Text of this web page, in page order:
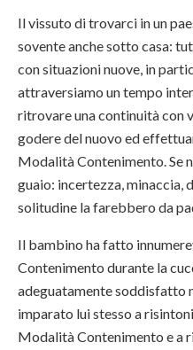
Il vissuto di trovarci in un
sovente anche sotto casa:
con situazioni nuove, in
attraversiamo un tempo
ritrovare una continuità con
godere del nuovo ed
Modalità Contenimento. Se
guaio: incertezza, minaccia,
solitudine la farebbero da
Il bambino ha fatto
Contenimento durante la
adeguatamente soddisfatto
imparato lui stesso a
Modalità Contenimento e a